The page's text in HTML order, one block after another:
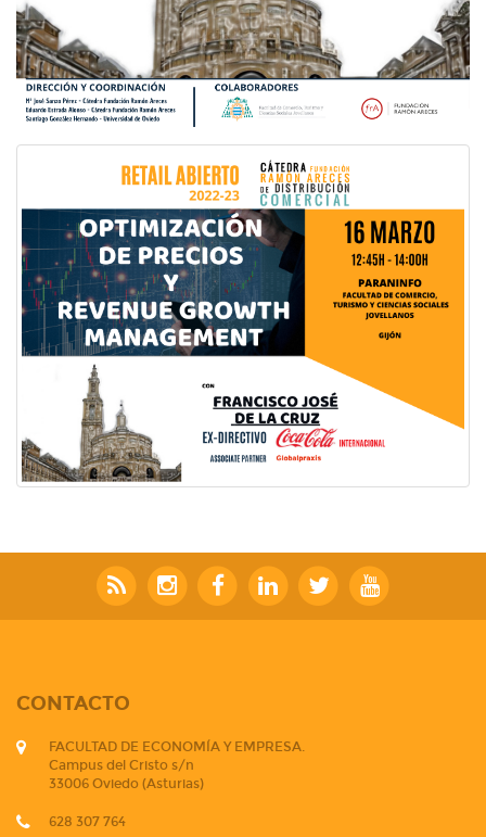
CONTACTO
FACULTAD DE ECONOMÍA Y EMPRESA.
Campus del Cristo s/n
33006 Oviedo (Asturias)
628 307 764